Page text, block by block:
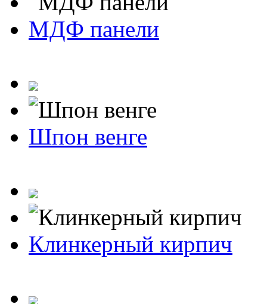
МДФ панели
Шпон венге
Клинкерный кирпич